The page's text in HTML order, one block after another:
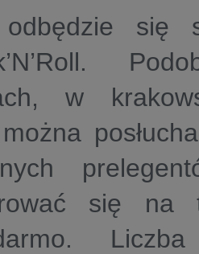
się
w
się na